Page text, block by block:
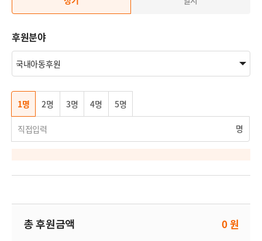
후원분야
1명 2명 3명 4명 5명
명
총 후원금액 0 원